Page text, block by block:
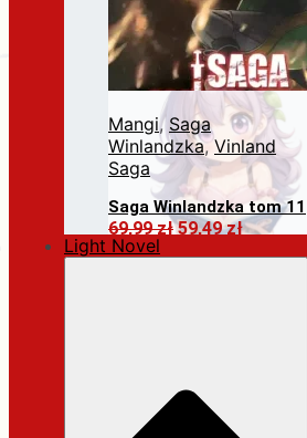
Mangi, Saga
Winlandzka, Vinland
Saga
Saga Winlandzka tom 11
69,99złPierwotna
59,49złAktualna
Dodaj do koszyka
Light Novel